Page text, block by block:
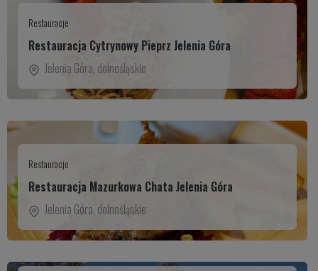
Restauracje
Restauracja Cytrynowy Pieprz Jelenia Góra
Jelenia Góra, dolnośląskie
Restauracje
Restauracja Mazurkowa Chata Jelenia Góra
Jelenia Góra, dolnośląskie